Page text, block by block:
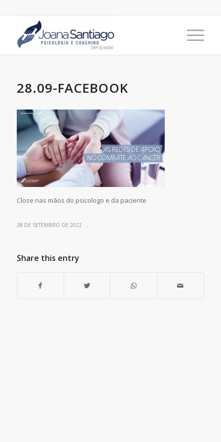
28.09-FACEBOOK
Close nas mãos do psicologo e da paciente
28 DE SETEMBRO DE 2022 /
Share this entry